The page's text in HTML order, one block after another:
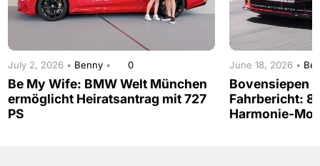
July 2, 2026 • Benny • 0
Be My Wife: BMW Welt München
ermöglicht Heiratsantrag mit 727
PS
June 18, 2026 •
Bovensiepen
Fahrbericht:
Harmonie-